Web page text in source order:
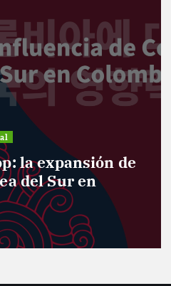
la expansión de
del Sur en